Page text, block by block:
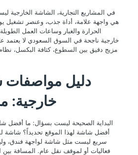
في المشاريع التجارية، الشاشة الخارجية
هي واجهة علامة، أداة جذب، وعنصر تشغيل
الحرارة والغبار وساعات العمل
خارجية ناجحة في السوق السعودي لا
مزيج دقيق بين السطوع، كثافة البكسل، نظام
دليل مواصفات
خارجية:
البداية الصحيحة ليست بسؤال: ما أفضل
أفضل شاشة لهذا الموقع تحديداً؟
سريع ليست مثل شاشة لواجهة فندق،
فعاليات أو لموقف نقل عام. المسافة بين